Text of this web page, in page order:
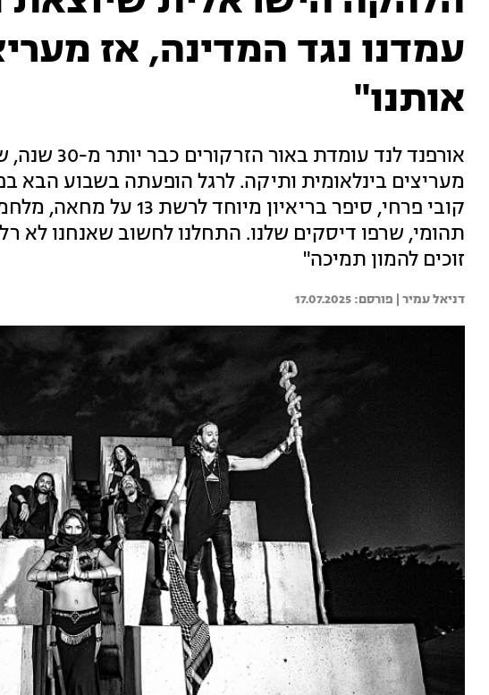
עמדנו נגד המדינה, אז
אותנו"
אורפנד לנד
מעריצים בינלאומית ותיקה. לרגל הופעתה בשבוע הבא
קובי פרחי, סיפר בריאיון
תהומי, שרפו דיסקים שלנו. התחלנו לחשוב שאנחנו לא
זוכים להמון תמיכה"
דניאל עמיר | 17.07.2025